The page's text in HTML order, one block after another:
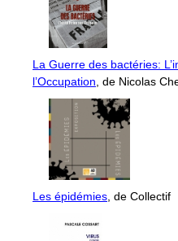
La Guerre des bactéries:
l’Occupation , de Nicolas
Les épidémies , de Collectif